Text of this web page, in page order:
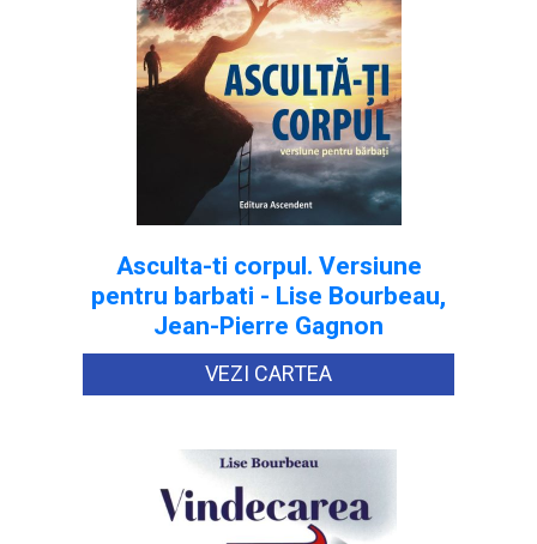
Asculta-ti corpul. Versiune
pentru barbati - Lise Bourbeau,
Jean-Pierre Gagnon
VEZI CARTEA